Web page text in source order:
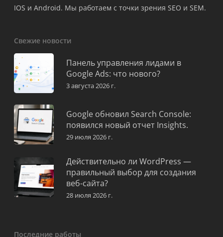
IOS и Android. Мы работаем с точки зрения SEO и SEM.
Свежие новости
Панель управления лидами в
Google Ads: что нового?
3 августа 2026 г.
Google обновил Search Console:
появился новый отчет Insights.
29 июля 2026 г.
Действительно ли WordPress —
правильный выбор для создания
веб-сайта?
28 июля 2026 г.
Последние работы